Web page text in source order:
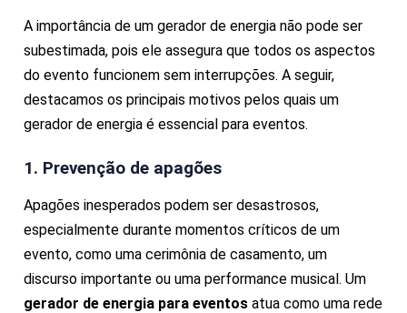
A importância de um gerador de energia não pode ser
subestimada, pois ele assegura que todos os aspectos
do evento funcionem sem interrupções. A seguir,
destacamos os principais motivos pelos quais um
gerador de energia é essencial para eventos.
1. Prevenção de apagões
Apagões inesperados podem ser desastrosos,
especialmente durante momentos críticos de um
evento, como uma cerimônia de casamento, um
discurso importante ou uma performance musical. Um
gerador de energia para eventos atua como uma rede